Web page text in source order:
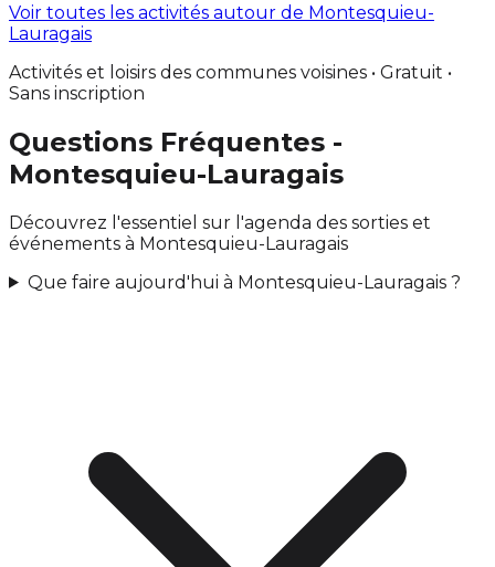
Voir toutes les activités autour de Montesquieu-
Lauragais
Activités et loisirs des communes voisines • Gratuit •
Sans inscription
Questions Fréquentes -
Montesquieu-Lauragais
Découvrez l'essentiel sur l'agenda des sorties et
événements à Montesquieu-Lauragais
Que faire aujourd'hui à Montesquieu-Lauragais ?